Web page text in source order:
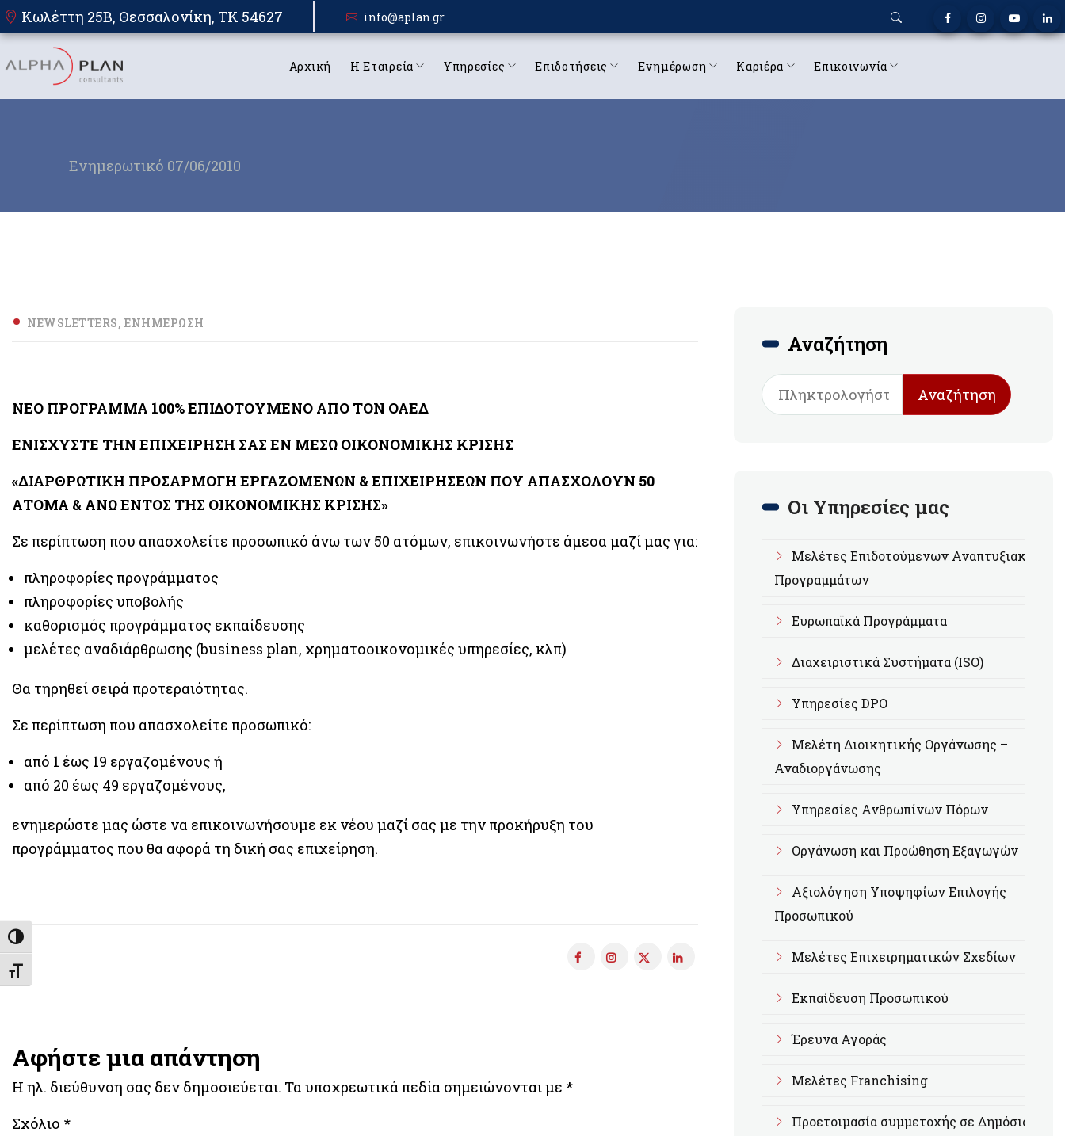
Εναλλαγή Υψηλής Αντίθεσης
Εναλλαγή Μεγέθους Γραμμάτων
Κωλέττη 25Β, Θεσσαλονίκη, TK 54627 info@aplan.gr
Αρχική Η Εταιρεία Υπηρεσίες Επιδοτήσεις Ενημέρωση Καριέρα Επικοινωνία
Ενημερωτικό 07/06/2010
NEWSLETTERS ΕΝΗΜΈΡΩΣΗ
ΝΕΟ ΠΡΟΓΡΑΜΜΑ 100% ΕΠΙΔΟΤΟΥΜΕΝΟ ΑΠΟ ΤΟΝ ΟΑΕΔ
ΕΝΙΣΧΥΣΤΕ ΤΗΝ ΕΠΙΧΕΙΡΗΣΗ ΣΑΣ ΕΝ ΜΕΣΩ ΟΙΚΟΝΟΜΙΚΗΣ ΚΡΙΣΗΣ
«ΔΙΑΡΘΡΩΤΙΚΗ ΠΡΟΣΑΡΜΟΓΗ ΕΡΓΑΖΟΜΕΝΩΝ & ΕΠΙΧΕΙΡΗΣΕΩΝ ΠΟΥ ΑΠΑΣΧΟΛΟΥΝ 50
ΑΤΟΜΑ & ΑΝΩ ΕΝΤΟΣ ΤΗΣ ΟΙΚΟΝΟΜΙΚΗΣ ΚΡΙΣΗΣ»
Σε περίπτωση που απασχολείτε προσωπικό άνω των 50 ατόμων, επικοινωνήστε άμεσα μαζί μας για:
πληροφορίες προγράμματος
πληροφορίες υποβολής
καθορισμός προγράμματος εκπαίδευσης
μελέτες αναδιάρθρωσης (business plan, χρηματοοικονομικές υπηρεσίες, κλπ)
Θα τηρηθεί σειρά προτεραιότητας.
Σε περίπτωση που απασχολείτε προσωπικό:
από 1 έως 19 εργαζομένους ή
από 20 έως 49 εργαζομένους,
ενημερώστε μας ώστε να επικοινωνήσουμε εκ νέου μαζί σας με την προκήρυξη του
προγράμματος που θα αφορά τη δική σας επιχείρηση.
Αφήστε μια απάντηση
Η ηλ. διεύθυνση σας δεν δημοσιεύεται. Τα υποχρεωτικά πεδία σημειώνονται με *
Σχόλιο *
Αναζήτηση
Αναζήτηση
Οι Υπηρεσίες μας
Μελέτες Επιδοτούμενων Αναπτυξιακών
Προγραμμάτων
Ευρωπαϊκά Προγράμματα
Διαχειριστικά Συστήματα (ISO)
Υπηρεσίες DPO
Μελέτη Διοικητικής Οργάνωσης –
Αναδιοργάνωσης
Υπηρεσίες Ανθρωπίνων Πόρων
Οργάνωση και Προώθηση Εξαγωγών
Αξιολόγηση Υποψηφίων Επιλογής
Προσωπικού
Μελέτες Επιχειρηματικών Σχεδίων
Εκπαίδευση Προσωπικού
Έρευνα Αγοράς
Μελέτες Franchising
Προετοιμασία συμμετοχής σε Δημόσιους